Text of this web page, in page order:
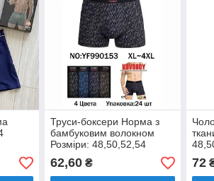
Труси-боксери Норма з
бамбуковим волокном
Розміри: 48,50,52,54
(14460)
62,60₴ 72